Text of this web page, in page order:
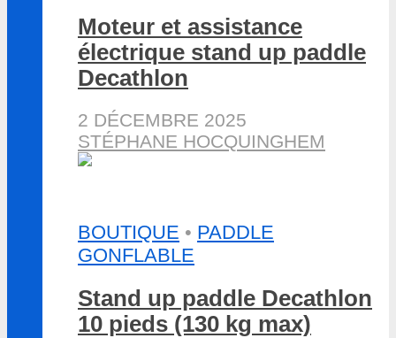
Moteur et assistance
électrique stand up paddle
Decathlon
2 DÉCEMBRE 2025
STÉPHANE HOCQUINGHEM
BOUTIQUE • PADDLE
GONFLABLE
Stand up paddle Decathlon
10 pieds (130 kg max)